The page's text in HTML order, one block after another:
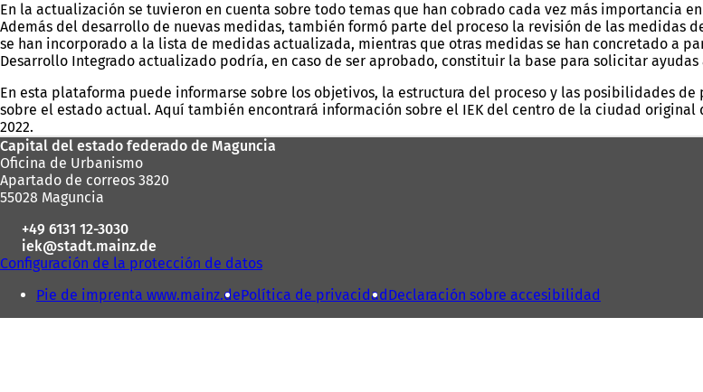
En la actualización se tuvieron en cuenta sobre todo temas que han cobrado cada vez más importancia
Además del desarrollo de nuevas medidas, también formó parte del proceso la revisión de las medidas
se han incorporado a la lista de medidas actualizada, mientras que otras medidas se han concretado a
Desarrollo Integrado actualizado podría, en caso de ser aprobado, constituir la base para solicitar
En esta plataforma puede informarse sobre los objetivos, la estructura del proceso y las posibilidades
sobre el estado actual. Aquí también encontrará información sobre el IEK del centro de la ciudad
2022.
Zona
de
los
pies
Capital del estado federado de Maguncia
Oficina de Urbanismo
Apartado de correos 3820
55028 Maguncia
+49 6131 12-3030
iek
stadt.mainz de
Configuración de la protección de datos
Pie de imprenta www.mainz.dePolítica de privacidadDeclaración sobre accesibilidad